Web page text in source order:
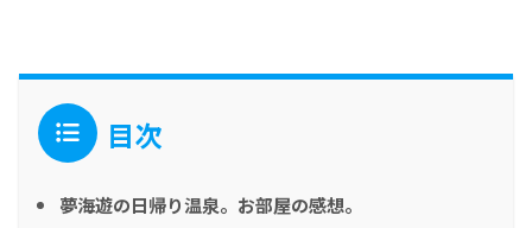
目次
夢海遊の日帰り温泉。お部屋の感想。